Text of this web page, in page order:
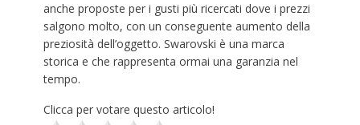
anche proposte per i gusti più ricercati dove i prezzi
salgono molto, con un conseguente aumento della
preziosità dell’oggetto. Swarovski è una marca
storica e che rappresenta ormai una garanzia nel
tempo.
Clicca per votare questo articolo!